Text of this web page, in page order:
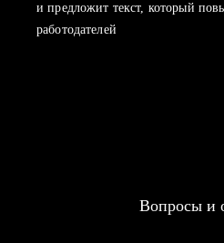
и предложит текст, который
работодателей
Вопросы и